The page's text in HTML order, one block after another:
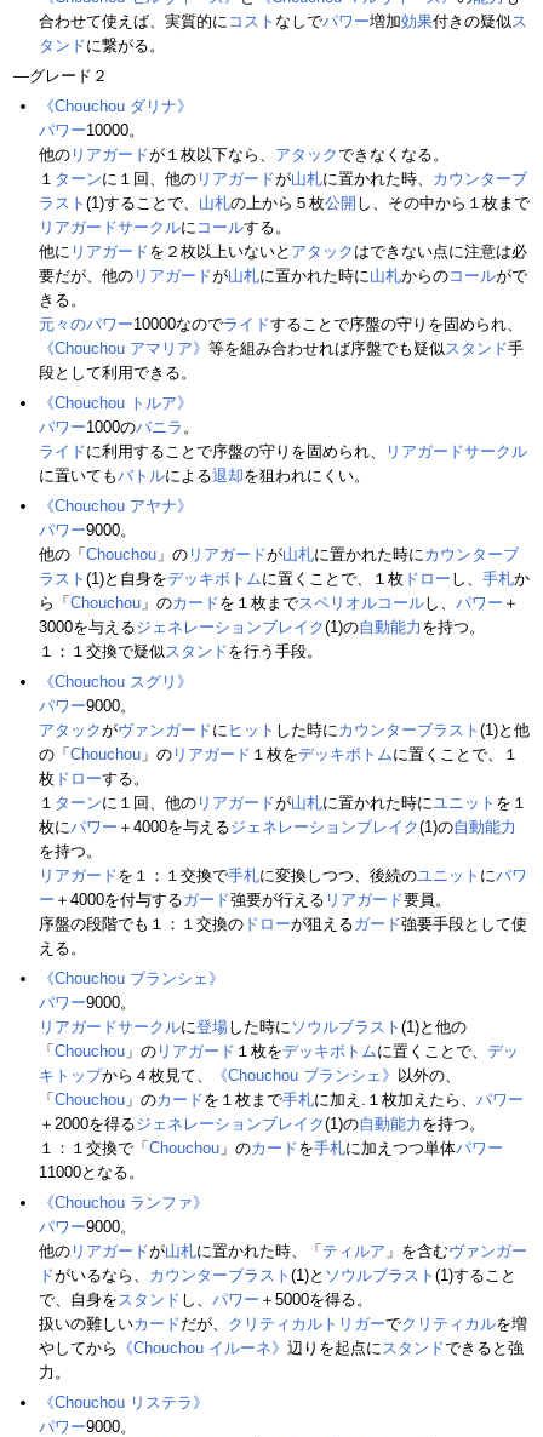
合わせて使えば、実質的に コスト なしでパワー増加効果付きの疑似 ス
タンドに繋がる。
―グレード２
《Chouchou ダリナ》
パワー10000。
他の リアガードが１枚以下なら、 アタックできなくなる。
１ ターンに１回、他の リアガードが山札に置かれた時、 カウンターブ
ラスト (1)することで、 山札の上から５枚公開 し、その中から１枚まで
リアガードサークルに コールする。
他に リアガードを２枚以上いないと アタック はできない点に注意は必
要だが、他の リアガードが山札に置かれた時に山札からのコールがで
きる。
元々のパワー10000なのでライドすることで序盤の守りを固められ、
《Chouchou アマリア》 等を組み合わせれば序盤でも疑似 スタンド手
段として利用できる。
《Chouchou トルア》
パワー1000のバニラ 。
ライドに利用することで序盤の守りを固められ、
リアガードサークル
に置いてもバトルによる退却を狙われにくい。
《Chouchou アヤナ》
パワー9000。
他の「 Chouchou 」の リアガードが山札に置かれた時にカウンターブ
ラスト (1)と自身をデッキボトムに置くことで、１枚 ドロー し、 手札か
ら「 Chouchou 」のカードを１枚までスペリオルコールし、 パワー ＋
3000を与えるジェネレーションブレイク(1)の自動能力 を持つ。
１：１交換で疑似 スタンドを行う手段。
《Chouchou スグリ》
パワー9000。
アタックがヴァンガードに ヒット した時にカウンターブラスト (1)と他
の「 Chouchou 」の リアガード １枚をデッキボトムに置くことで、１
枚 ドローする。
１ ターンに１回、他の リアガードが山札に置かれた時にユニット を１
枚にパワー ＋4000を与えるジェネレーションブレイク(1)の自動能力
を持つ。
リアガードを１：１交換で手札に変換しつつ、後続のユニット にパワ
ー ＋4000を付与するガード強要が行える リアガード要員。
序盤の段階でも１：１交換の ドローが狙えるガード強要手段として使
える。
《Chouchou ブランシェ》
パワー9000。
リアガードサークルに登場した時に ソウルブラスト (1)と他の
「 Chouchou 」の リアガード １枚をデッキボトムに置くことで、 デッ
キトップから４枚見て、 《Chouchou ブランシェ》 以外の、
「 Chouchou 」のカードを１枚まで手札に加え.１枚加えたら、 パワー
＋2000を得るジェネレーションブレイク(1)の自動能力 を持つ。
１：１交換で「 Chouchou 」のカードを手札に加えつつ単体パワー
11000となる。
《Chouchou ランファ》
パワー9000。
他の リアガードが山札に置かれた時、「 ティルア 」を含むヴァンガー
ドがいるなら、 カウンターブラスト (1)と ソウルブラスト (1)すること
で、自身を スタンド し、 パワー ＋5000を得る。
扱いの難しいカードだが、 クリティカルトリガーでクリティカルを増
やしてから 《Chouchou イルーネ》 辺りを起点に スタンドできると強
力。
《Chouchou リステラ》
パワー9000。